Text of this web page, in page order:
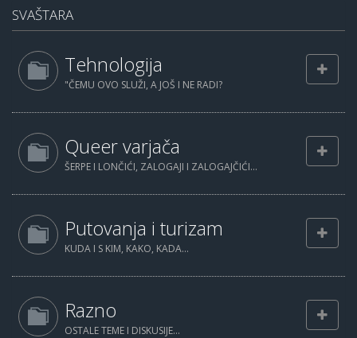
SVAŠTARA
Tehnologija
"ČEMU OVO SLUŽI, A JOŠ I NE RADI?
Queer varjača
ŠERPE I LONČIĆI, ZALOGAJI I ZALOGAJČIĆI...
Putovanja i turizam
KUDA I S KIM, KAKO, KADA...
Razno
OSTALE TEME I DISKUSIJE...